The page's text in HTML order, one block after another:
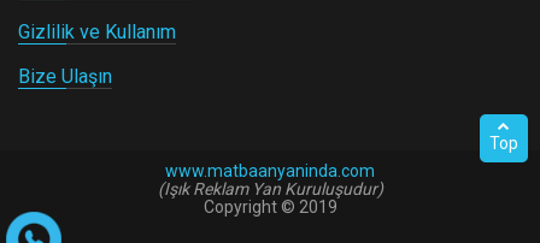
Gizlilik ve Kullanım
Bize Ulaşın
www.matbaanyaninda.com
(Işık Reklam Yan Kuruluşudur)
Copyright © 2019
Top